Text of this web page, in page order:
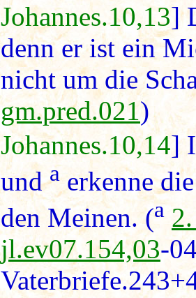
Johannes.10,13]
denn er ist ein
nicht um die
gm.pred.021)
Johannes.10,14]
undaerkenne
den Meinen. (a
jl.ev07.154,03-